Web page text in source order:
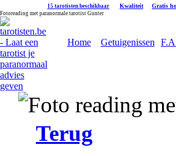
15 tarotisten beschikbaar Kwaliteit Gratis
Fotoreading met paranormale tarotist Gunter
Home Getuigenissen
Terug